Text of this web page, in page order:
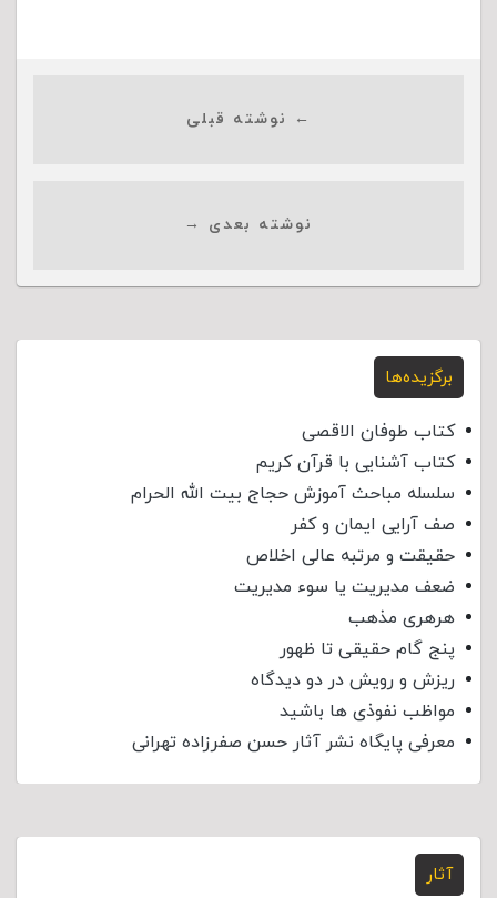
← نوشته قبلی
نوشته بعدی →
برگزیده‌ها
کتاب طوفان الاقصی
کتاب آشنایی با قرآن کریم
سلسله مباحث آموزش حجاج بیت الله الحرام
صف آرایی ایمان و کفر
حقیقت و مرتبه عالی اخلاص
ضعف مدیریت یا سوء مدیریت
هرهری مذهب
پنج گام حقیقی تا ظهور
ریزش و رویش در دو دیدگاه
مواظب نفوذی‌ ها باشید
معرفی پایگاه نشر آثار حسن صفرزاده تهرانی
آثار